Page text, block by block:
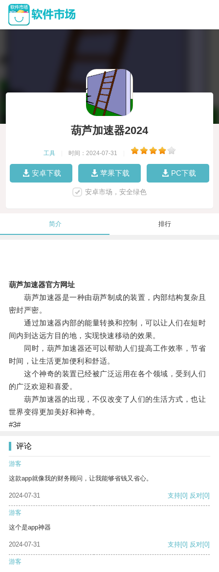
葫芦加速器2024
工具 时间：2024-07-31
安卓下载 苹果下载 PC下载
安卓市场，安全绿色
简介 排行
葫芦加速器官方网址
葫芦加速器是一种由葫芦制成的装置，内部结构复杂且
密封严密。
通过加速器内部的能量转换和控制，可以让人们在短时
间内到达远方目的地，实现快速移动的效果。
同时，葫芦加速器还可以帮助人们提高工作效率，节省
时间，让生活更加便利和舒适。
这个神奇的装置已经被广泛运用在各个领域，受到人们
的广泛欢迎和喜爱。
葫芦加速器的出现，不仅改变了人们的生活方式，也让
世界变得更加美好和神奇。
#3#
评论
游客
这款app就像我的财务顾问，让我能够省钱又省心。
2024-07-31 支持[0] 反对[0]
游客
这个是app神器
2024-07-31 支持[0] 反对[0]
游客